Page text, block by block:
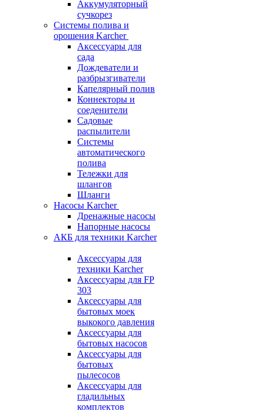
Аккумуляторный
сучкорез
Системы полива и
орошения Karcher
Аксессуары для
сада
Дождеватели и
разбрызгиватели
Капелярный полив
Коннекторы и
соеденители
Садовые
распылители
Системы
автоматического
полива
Тележки для
шлангов
Шланги
Насосы Karcher
Дренажные насосы
Напорные насосы
АКБ для техники Karcher
Аксессуары для
техники Karcher
Аксессуары для FP
303
Аксессуары для
бытовых моек
выкокого давления
Аксессуары для
бытовых насосов
Аксессуары для
бытовых
пылесосов
Аксессуары для
гладильных
комплектов